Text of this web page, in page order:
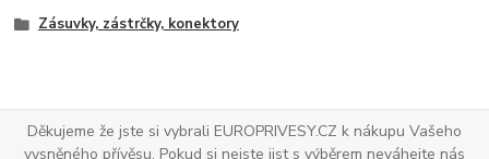
Zásuvky, zástrčky, konektory
Děkujeme že jste si vybrali EUROPRIVESY.CZ k nákupu Vašeho
vysněného přívěsu. Pokud si nejste jist s výběrem neváhejte nás